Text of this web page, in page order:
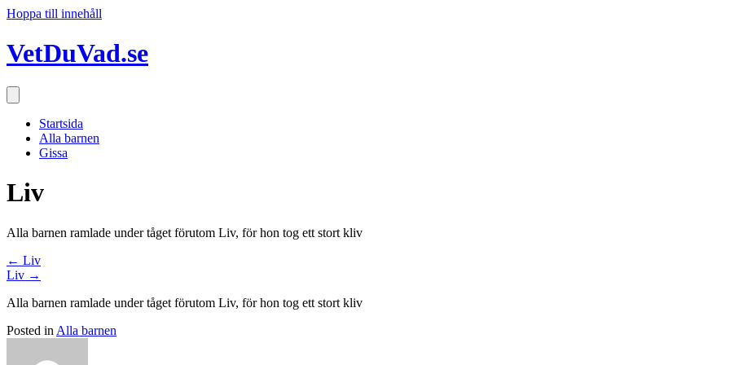
Hoppa till innehåll
VetDuVad.se
Startsida
Alla barnen
Gissa
Liv
Alla barnen ramlade under tåget förutom Liv, för hon tog ett stort kliv
Posts
navigation
← Liv
Liv →
Alla barnen ramlade under tåget förutom Liv, för hon tog ett stort kliv
Posted in Alla barnen